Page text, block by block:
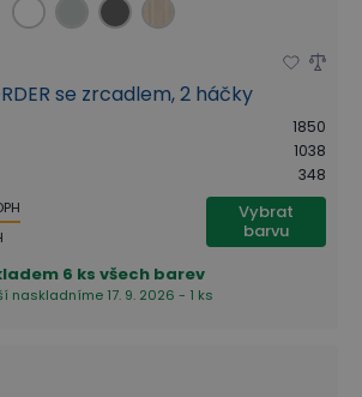
se zrcadlem, 2 háčky
1850
1038
348
Vybrat
barvu
6 ks všech barev
naskladníme 17. 9. 2026 - 1 ks